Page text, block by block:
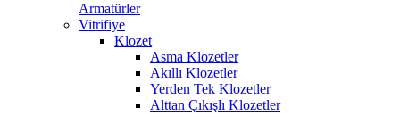
Armatürler
Vitrifiye
Klozet
Asma Klozetler
Akıllı Klozetler
Yerden Tek Klozetler
Alttan Çıkışlı Klozetler